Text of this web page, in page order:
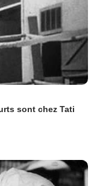
sont chez Tati